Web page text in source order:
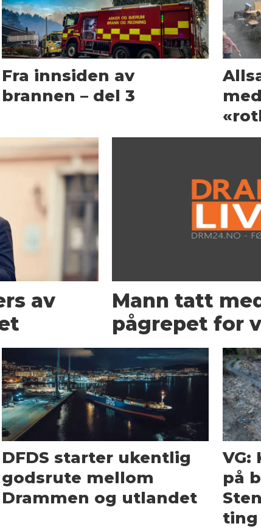
Fra innsiden av
brannen – del 3
av
Mann tatt
pågrepet for
DFDS starter ukentlig
godsrute mellom
Drammen og utlandet
VG:
på
ting